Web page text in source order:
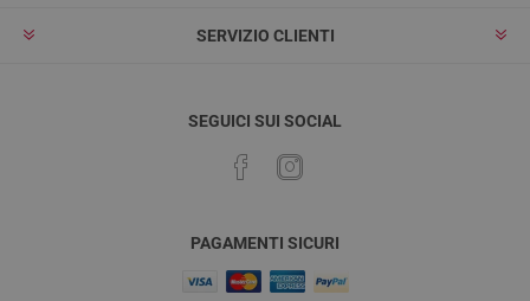
SERVIZIO CLIENTI
SEGUICI SUI SOCIAL
PAGAMENTI SICURI